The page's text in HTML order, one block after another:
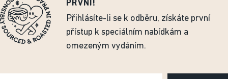
PRVNÍ!
Přihlásíte-li se k odběru, získáte první
přístup k speciálním nabídkám a
omezeným vydáním.